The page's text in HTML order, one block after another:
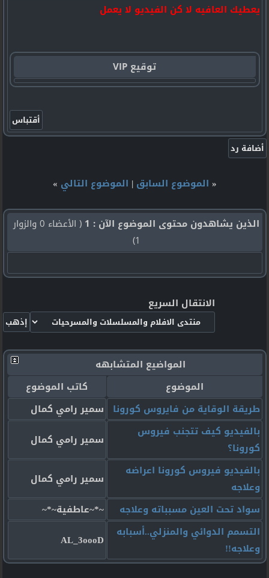
يعطيك العافيه لا كن الفيديو لا يعمل
توقيع VIP
« الموضوع السابق | الموضوع التالي »
الذين يشاهدون محتوى الموضوع الآن : 1
( الأعضاء 0 والزوار
1)
الانتقال السريع
المواضيع المتشابهه
الموضوع
كاتب الموضوع
طريقة الوقاية من فايروس كورونا
سمير رامي كمال
بالفيديو كيف تتجنب فيروس
كورونا؟
سمير رامي كمال
بالفيديو فيروس كورونا اعراضه
وعلاجه
سمير رامي كمال
سواد تحت العين مسبباته وعلاجه
~*~عاطفية~*~
التسمم الدوائي والمنزلي..أسبابه
وعلاجه!!
AL_3oooD